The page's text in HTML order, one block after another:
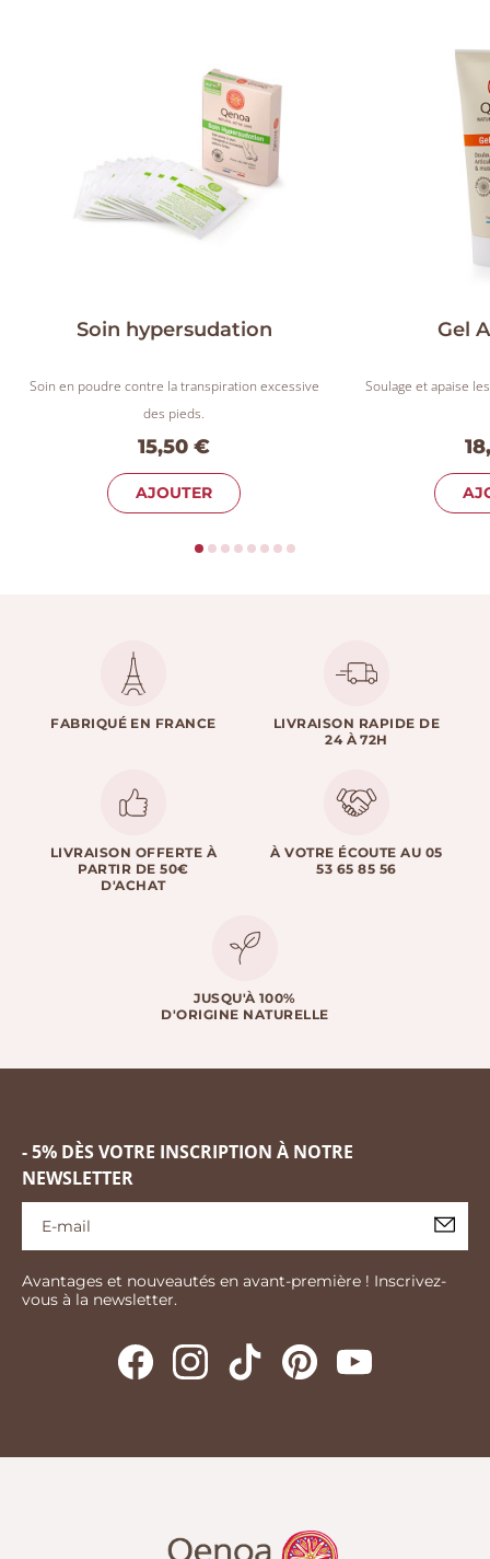
Soin hypersudation
Soin en poudre contre la transpiration excessive
des pieds.
15,50 €
AJOUTER
Gel
Soulage et apaise
FABRIQUÉ EN FRANCE
LIVRAISON RAPIDE DE
24 À 72H
LIVRAISON OFFERTE À
PARTIR DE 50€
D'ACHAT
À VOTRE ÉCOUTE AU 05
53 65 85 56
JUSQU'À 100%
D'ORIGINE NATURELLE
- 5% DÈS VOTRE INSCRIPTION À NOTRE
NEWSLETTER
Avantages et nouveautés en avant-première ! Inscrivez-
vous à la newsletter.